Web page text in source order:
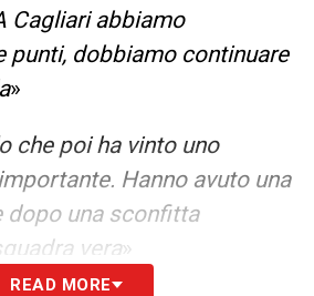
Cagliari abbiamo
punti, dobbiamo continuare
»
che poi ha vinto uno
Hanno avuto una
dopo una sconfitta
vera»
READ MORE